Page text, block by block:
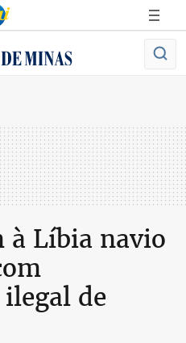
à Líbia navio
de